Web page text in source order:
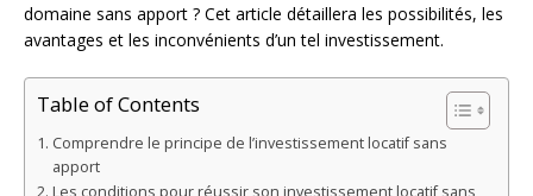
domaine sans apport ? Cet article détaillera les possibilités, les
avantages et les inconvénients d’un tel investissement.
Table of Contents
Comprendre le principe de l’investissement locatif sans
apport
Les conditions pour réussir son investissement locatif sans